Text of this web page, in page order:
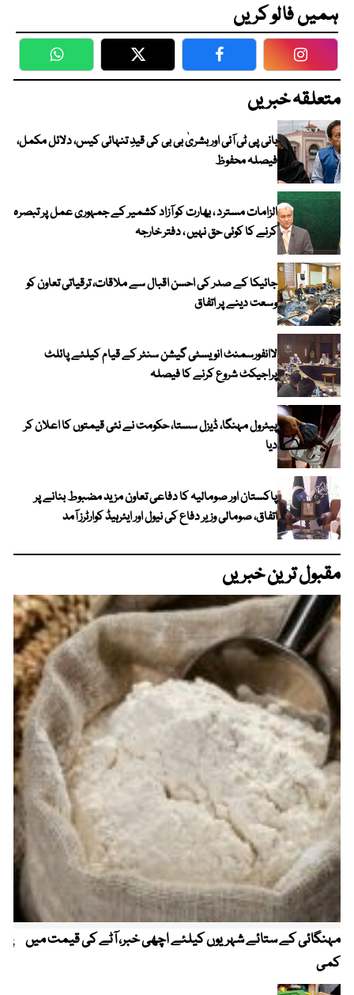
ہمیں فالو کریں
WhatsApp Twitter Facebook
متعلقہ خبریں
بانی پی ٹی آئی اور بشریٰ بی بی کی قیدِ تنہائی کیس، دلائل مکمل،
فیصلہ محفوظ
الزامات مسترد ، بھارت کو آزاد کشمیر کے جمہوری عمل پر تبصرہ
کرنے کا کوئی حق نہیں ، دفتر خارجہ
جائیکا کے صدر کی احسن اقبال سے ملاقات، ترقیاتی تعاون کو
وسعت دینے پر اتفاق
لاانفورسمنٹ انویسٹی گیشن سنٹر کے قیام کیلئے پائلٹ
پراجیکٹ شروع کرنے کا فیصلہ
پیٹرول مہنگا، ڈیزل سستا، حکومت نے نئی قیمتوں کا اعلان کر
دیا
پاکستان اور صومالیہ کا دفاعی تعاون مزید مضبوط بنانے پر
اتفاق، صومالی وزیر دفاع کی نیول اور ایئرہیڈ کوارٹرز آمد
مقبول ترین خبریں
مہنگائی کے ستائے شہریوں کیلئے اچھی خبر، آٹے کی قیمت میں
کمی